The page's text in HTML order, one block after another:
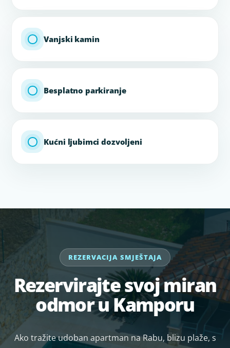
Vanjski kamin
Besplatno parkiranje
Kućni ljubimci dozvoljeni
REZERVACIJA SMJEŠTAJA
Rezervirajte svoj miran
odmor u Kamporu
Ako tražite udoban apartman na Rabu, blizu plaže, s